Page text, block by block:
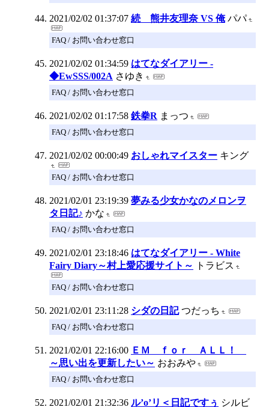
2021/02/02 01:37:07 続 熊井友理奈 VS 俺 パパ
FAQ / お問い合わせ窓口
2021/02/02 01:34:59 はてなダイアリー -
◆EwSSS/002A さゆき
FAQ / お問い合わせ窓口
2021/02/02 01:17:58 鉄拳R まっつ
FAQ / お問い合わせ窓口
2021/02/02 00:00:49 おしゃれマイスター キング
FAQ / お問い合わせ窓口
2021/02/01 23:19:39 夢みる少女かなのメロンヲ
タ日記♪ かな
FAQ / お問い合わせ窓口
2021/02/01 23:18:46 はてなダイアリー - White
Fairy Diary～村上愛応援サイト～
トラビス
FAQ / お問い合わせ窓口
2021/02/01 23:11:28 シダの日記 つだっち
FAQ / お問い合わせ窓口
2021/02/01 22:16:00 ＥＭ ｆｏｒ ＡＬＬ！
～思い出を更新したい～ おおみや
FAQ / お問い合わせ窓口
2021/02/01 21:32:36 ル’o’リ＜日記ですぅ シルビ